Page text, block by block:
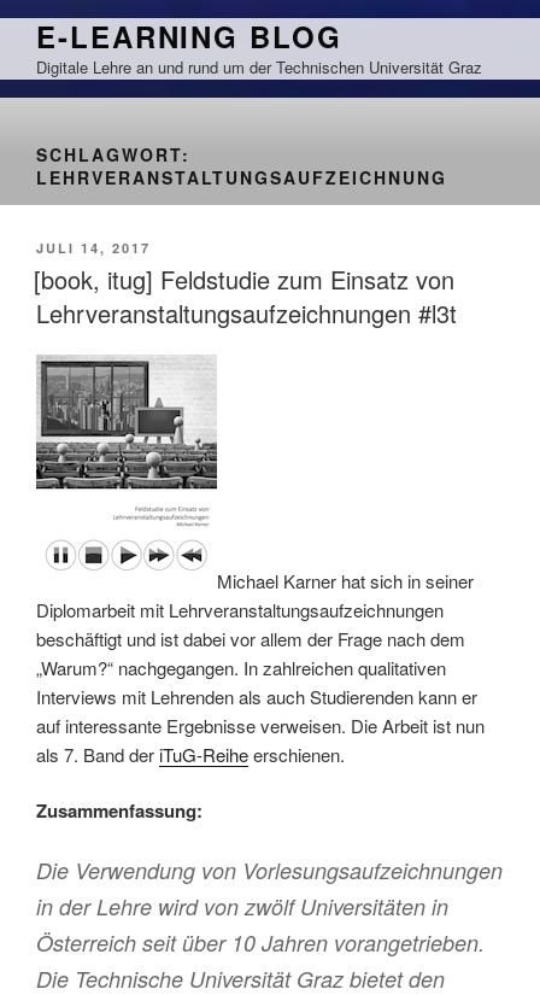
Zum
springen
E-LEARNING BLOG
Digitale Lehre an und rund um der Technischen Universität Graz
SCHLAGWORT:
LEHRVERANSTALTUNGSAUFZEICHNUNG
VERÖFFENTLICHT
AM
JULI 14, 2017
[book, itug] Feldstudie zum Einsatz von
Lehrveranstaltungsaufzeichnungen #l3t
Michael Karner hat sich in seiner
Diplomarbeit mit Lehrveranstaltungsaufzeichnungen
beschäftigt und ist dabei vor allem der Frage nach dem
„Warum?“ nachgegangen. In zahlreichen qualitativen
Interviews mit Lehrenden als auch Studierenden kann er
auf interessante Ergebnisse verweisen. Die Arbeit ist nun
als 7. Band deriTuG-Reiheerschienen.
Zusammenfassung:
Die Verwendung von Vorlesungsaufzeichnungen
in der Lehre wird von zwölf Universitäten in
Österreich seit über 10 Jahren vorangetrieben.
Die Technische Universität Graz bietet den